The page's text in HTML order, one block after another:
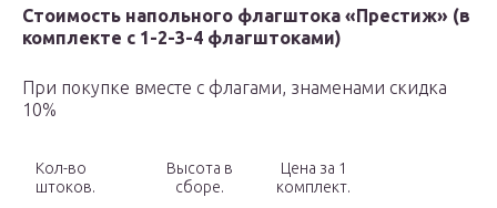
Стоимость напольного флагштока «Престиж» (в
комплекте с 1-2-3-4 флагштоками)
При покупке вместе с флагами, знаменами скидка
10%
Кол-во
штоков.
Высота в
сборе.
Цена за 1
комплект.